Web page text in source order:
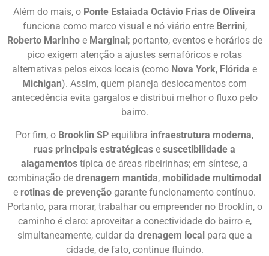
Além do mais, o Ponte Estaiada Octávio Frias de Oliveira
funciona como marco visual e nó viário entre Berrini,
Roberto Marinhoe Marginal; portanto, eventos e horários de
pico exigem atenção a ajustes semafóricos e rotas
alternativas pelos eixos locais (como Nova York, Flórida e
Michigan). Assim, quem planeja deslocamentos com
antecedência evita gargalos e distribui melhor o fluxo pelo
bairro.
Por fim, o Brooklin SP equilibra infraestrutura moderna,
ruas principais estratégicas e suscetibilidade a
alagamentos típica de áreas ribeirinhas; em síntese, a
combinação de drenagem mantida, mobilidade multimodal
e rotinas de prevenção garante funcionamento contínuo.
Portanto, para morar, trabalhar ou empreender no Brooklin, o
caminho é claro: aproveitar a conectividade do bairro e,
simultaneamente, cuidar da drenagem localpara que a
cidade, de fato, continue fluindo.